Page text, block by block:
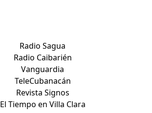
Radio Sagua
Radio Caibarién
Vanguardia
TeleCubanacán
Revista Signos
El Tiempo en Villa Clara